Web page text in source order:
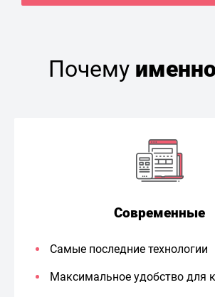
Почему
Современные
Самые последние технологии
Максимальное удобство для